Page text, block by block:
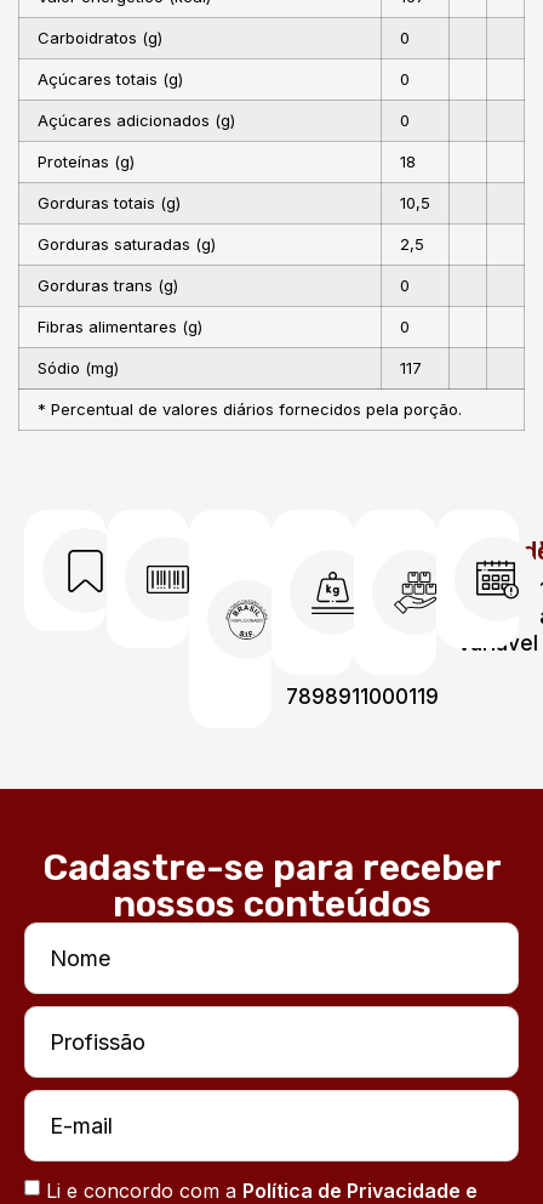
Carboidratos (g) 0
Açúcares totais (g) 0
Açúcares adicionados (g) 0
Proteínas (g) 18
Gorduras totais (g) 10,5
Gorduras saturadas (g) 2,5
Gorduras trans (g) 0
Fibras alimentares (g) 0
Sódio (mg) 117
* Percentual de valores diários fornecidos pela porção.
1196
17898911000116
barras
7898911000119
por
caixa
por
caixa
Variável
Cadastre-se para receber
nossos conteúdos
Li e concordo com a Política de Privacidade e